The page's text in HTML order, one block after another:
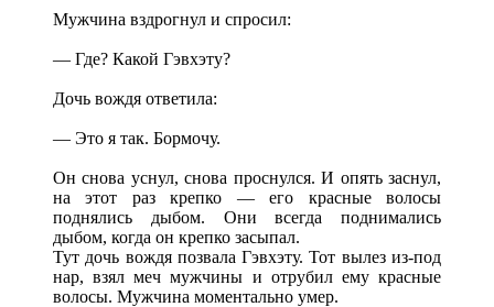
Мужчина вздрогнул и спросил:
— Где? Какой Гэвхэту?
Дочь вождя ответила:
— Это я так. Бормочу.
Он снова уснул, снова проснулся. И опять заснул,
на этот раз крепко — его красные волосы
поднялись дыбом. Они всегда поднимались
дыбом, когда он крепко засыпал.
Тут дочь вождя позвала Гэвхэту. Тот вылез из-под
нар, взял меч мужчины и отрубил ему красные
волосы. Мужчина моментально умер.